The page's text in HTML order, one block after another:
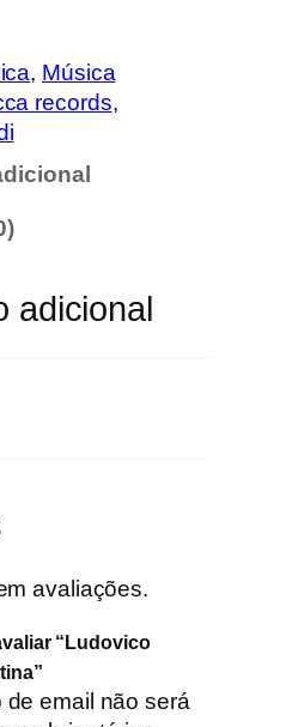
, Música
records
adicional
avaliações.
“Ludovico
email não será